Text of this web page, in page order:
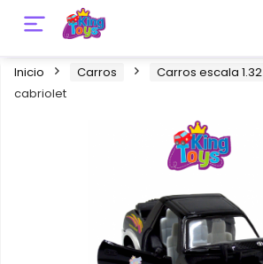
Inicio Carros Carros escala 1.32
cabriolet